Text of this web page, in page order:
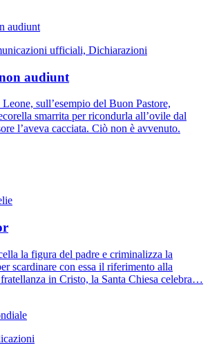
ufficiali, Dichiarazioni
audiunt
sull’esempio del Buon Pastore,
smarrita per ricondurla all’ovile dal
l’aveva cacciata. Ciò non è avvenuto.
la figura del padre e criminalizza la
scardinare con essa il riferimento alla
in Cristo, la Santa Chiesa celebra…